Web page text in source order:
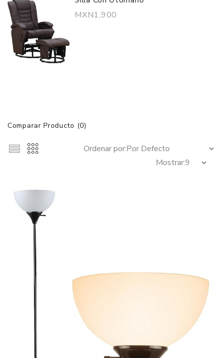
MXN1,900
Comparar Producto (0)